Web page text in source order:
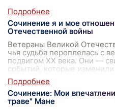
Сочинение я и мое
Отечественной войны
Ветераны Великой
чья судьба переплелась с
подвигом XX века. Они —
событий, которые
Сочинение: Мои
траве" Мане